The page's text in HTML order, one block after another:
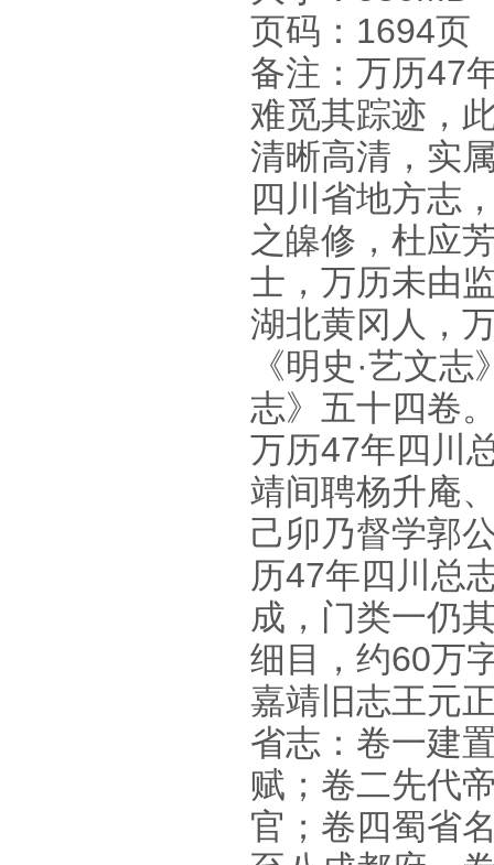
页码：1694页
备注：万历47
难觅其踪迹，
清晰高清，实
四川省地方志
之皞修，杜应
士，万历未由
湖北黄冈人，
《明史·艺文
志》五十四卷
万历47年四川
靖间聘杨升庵
己卯乃督学郭
历47年四川总
成，门类一仍
细目，约60万
嘉靖旧志王元
省志：卷一建
赋；卷二先代
官；卷四蜀省